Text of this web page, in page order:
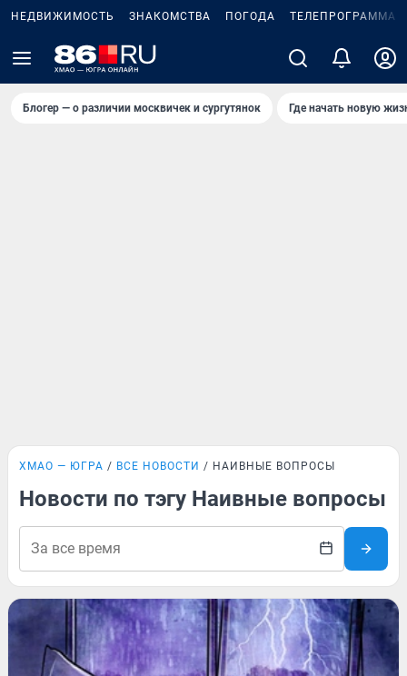
НЕДВИЖИМОСТЬ ЗНАКОМСТВА ПОГОДА ТЕЛЕПРОГРАММА
Блогер — о различии москвичек и сургутянок Где начать новую
ХМАО — ЮГРА ВСЕ НОВОСТИ НАИВНЫЕ ВОПРОСЫ
Новости по тэгу Наивные вопросы